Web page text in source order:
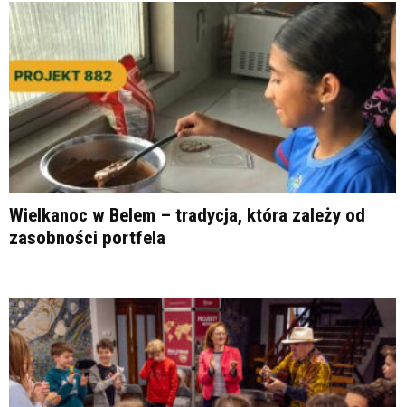
Wielkanoc w Belem – tradycja, która zależy od
zasobności portfela